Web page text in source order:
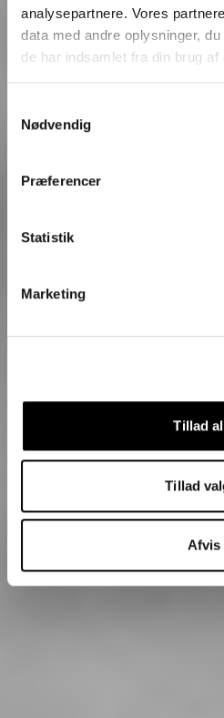
analysepartnere. Vores
data med andre oplysninger,
de har indsamlet fra din brug af
Nødvendig
Præferencer
Statistik
Marketing
Tillad
Tillad
Afvis